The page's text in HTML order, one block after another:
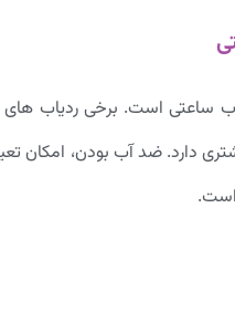
ساعتی است. برخی ردیاب
دارد. ضد آب بودن، امکان